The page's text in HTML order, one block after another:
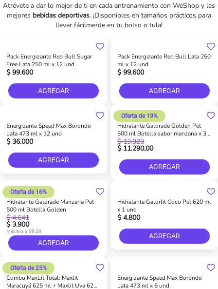
Atrévete a dar lo mejor de ti en cada entrenamiento con WeShop y las
mejores bebidas deportivas. ¡Disponibles en tamaños prácticos para
llevar fácilmente en tu bolso o tula!
Pack Energizante Red Bull Sugar
Free Lata 250 ml x 12 und
$ 99.600
AGREGAR
Pack Energizante Red Bull Lata 250
ml x 12 und
$ 99.600
AGREGAR
Energizante Speed Max Borondo
Lata 473 ml x 12 und
$ 36.000
AGREGAR
Hidratante Gatorade Golden Pet
500 ml Botella sabor manzana x 3
und
$ 11.290,00
$ 13.923
Oferta de 19%
AGREGAR
Hidratante Gatorade Manzana Pet
500 ml Botella Golden
Oferta de 16%
$ 4.641
$ 3.900
Mililitro a $9.28
AGREGAR
Hidratante Gatorlit Coco Pet 620 ml
x 1 und
$ 4.800
AGREGAR
Combo MaxLit Total: Maxlit
Maracuyá 625 ml + Maxlit Uva 625
Oferta de 25%
Energizante Speed Max Borondo
Lata 473 ml x 6 und